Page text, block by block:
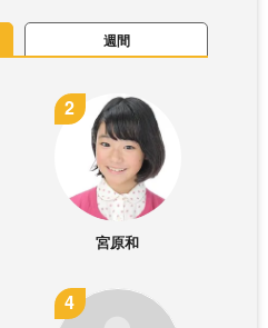
週間
宮原和